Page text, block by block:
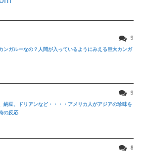
9
ンガルーなの？人間が入っているようにみえる巨大カンガ
9
納豆、ドリアンなど・・・・アメリカ人がアジアの珍味を
の反応
8